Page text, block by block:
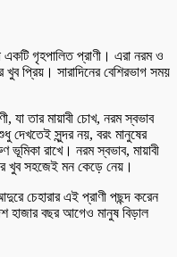
গৃহপালিত প্রাণী। এরা নরম ও
প্রিয়। সারাদিনের বেশিরভাগ সময়
যা তার মায়াবী চোখ, নরম স্বভাব
দেখতেই সুন্দর নয়, বরং মানুষের
রাখে। নরম স্বভাব, মায়াবী
খুব সহজেই মন কেড়ে নেয়।
চেহারার এই প্রাণী পছন্দ করেন
বছর আগেও মানুষ বিড়াল